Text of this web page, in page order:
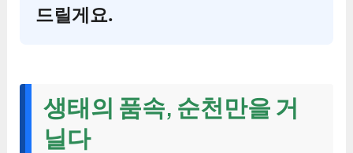
드릴게요.
생태의 품속, 순천만을 거
닐다